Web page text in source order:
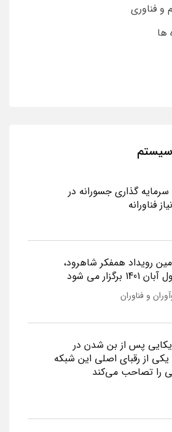
و فناوری
ها
سرمایه گذاری جسورانه در
فناورانه
رویداد همفکر شاهرود،
برگزار می شود
و فناوران
پس از بن شدن در
یکی از رقبای اصلی این شبکه
را تصاحب می‌کند